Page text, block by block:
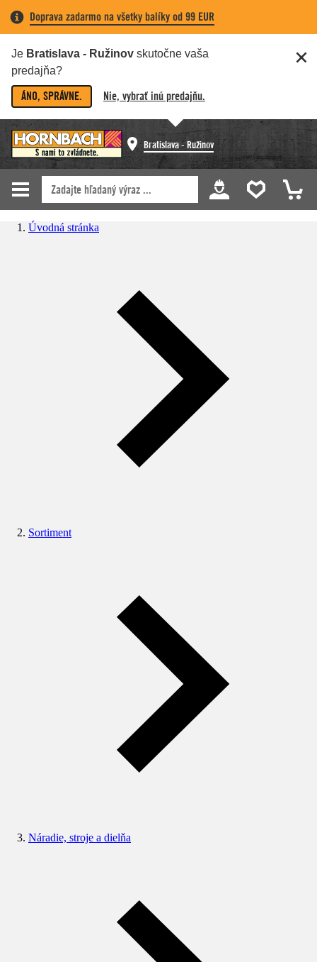
Doprava zadarmo na všetky balíky od 99 EUR
Je Bratislava - Ružinov skutočne vaša
predajňa?
ÁNO, SPRÁVNE. Nie, vybrať inú predajňu.
Bratislava - Ružinov
Úvodná stránka
Sortiment
Náradie, stroje a dielňa